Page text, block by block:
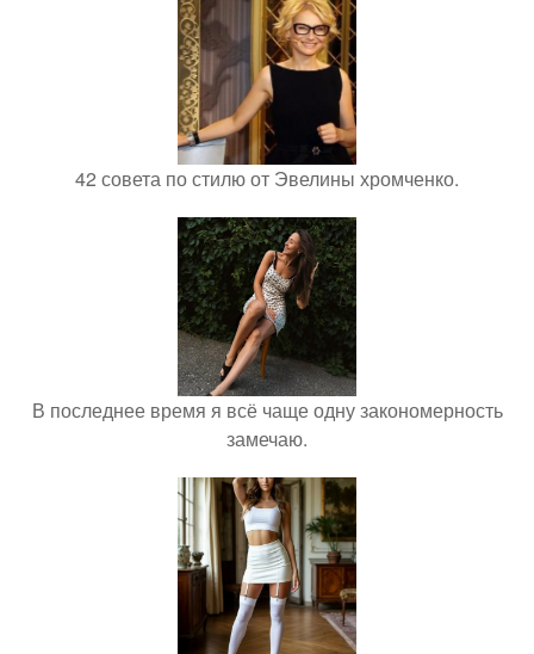
42 совета по стилю от Эвелины хромченко.
В последнее время я всё чаще одну закономерность
замечаю.